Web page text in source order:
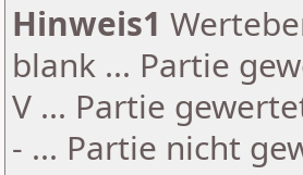
Hinweis1
blank ... Partie
V ... Partie
- ... Partie nicht